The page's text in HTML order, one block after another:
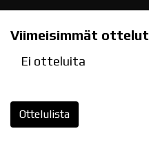
Viimeisimmät ottelut
Ei otteluita
Ottelulista